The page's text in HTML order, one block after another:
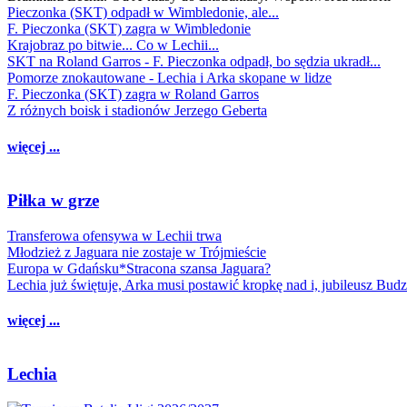
Pieczonka (SKT) odpadł w Wimbledonie, ale...
F. Pieczonka (SKT) zagra w Wimbledonie
Krajobraz po bitwie... Co w Lechii...
SKT na Roland Garros - F. Pieczonka odpadł, bo sędzia ukradł...
Pomorze znokautowane - Lechia i Arka skopane w lidze
F. Pieczonka (SKT) zagra w Roland Garros
Z różnych boisk i stadionów Jerzego Geberta
więcej ...
Piłka w grze
Transferowa ofensywa w Lechii trwa
Młodzież z Jaguara nie zostaje w Trójmieście
Europa w Gdańsku*Stracona szansa Jaguara?
Lechia już świętuje, Arka musi postawić kropkę nad i, jubileusz
więcej ...
Lechia